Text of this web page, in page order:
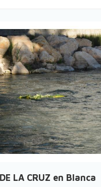
LA CRUZ en Blanca